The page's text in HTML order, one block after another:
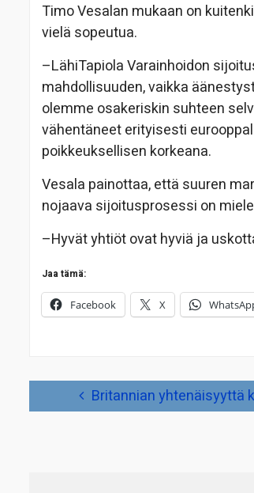
Timo Vesalan mukaan on
vielä sopeutua.
–LähiTapiola Varainhoidon
mahdollisuuden, vaikka
olemme osakeriskin suhteen
vähentäneet erityisesti
poikkeuksellisen korkeana.
Vesala painottaa, että suuren
nojaava sijoitusprosessi on
–Hyvät yhtiöt ovat hyviä ja
Jaa tämä:
Facebook X
Britannian yhtenäisyyttä